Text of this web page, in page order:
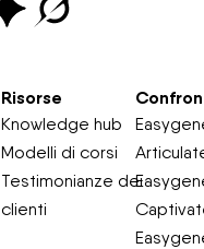
Risorse
Knowledge hub
Modelli di corsi
Testimonianze dei
clienti